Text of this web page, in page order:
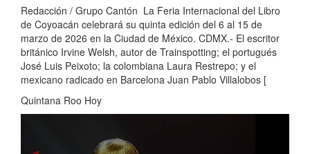
Redacción / Grupo Cantón La Feria Internacional del Libro
de Coyoacán celebrará su quinta edición del 6 al 15 de
marzo de 2026 en la Ciudad de México. CDMX.- El escritor
británico Irvine Welsh, autor de Trainspotting; el portugués
José Luis Peixoto; la colombiana Laura Restrepo; y el
mexicano radicado en Barcelona Juan Pablo Villalobos [
Quintana Roo Hoy